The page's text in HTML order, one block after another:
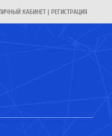
КАБИНЕТ | РЕГИСТРАЦИЯ